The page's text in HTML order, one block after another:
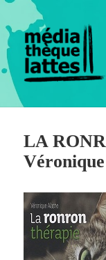
LA